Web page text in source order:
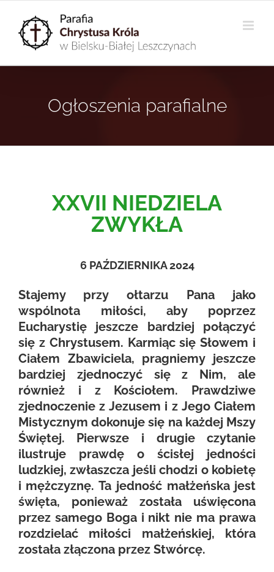
zawartości
Ogłoszenia parafialne
XXVII NIEDZIELA
ZWYKŁA
6 PAŹDZIERNIKA 2024
Stajemy przy ołtarzu Pana jako
wspólnota miłości, aby poprzez
Eucharystię jeszcze bardziej połączyć
się z Chrystusem. Karmiąc się Słowem i
Ciałem Zbawiciela, pragniemy jeszcze
bardziej zjednoczyć się z Nim, ale
również i z Kościołem. Prawdziwe
zjednoczenie z Jezusem i z Jego Ciałem
Mistycznym dokonuje się na każdej Mszy
Świętej. Pierwsze i drugie czytanie
ilustruje prawdę o ścisłej jedności
ludzkiej, zwłaszcza jeśli chodzi o kobietę
i mężczyznę. Ta jedność małżeńska jest
święta, ponieważ została uświęcona
przez samego Boga i nikt nie ma prawa
rozdzielać miłości małżeńskiej, która
została złączona przez Stwórcę.